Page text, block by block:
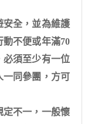
安全，並為維護
動不便或年滿70
必須至少有一位
一同參團，方可
定不一，一般懷